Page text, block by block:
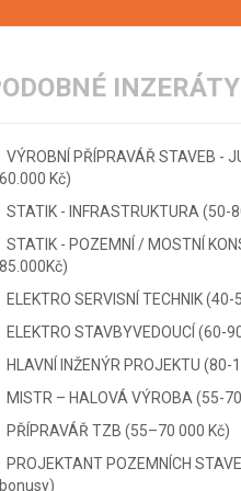
INZERÁTY
VÝROBNÍ PŘÍPRAVÁŘ STAVEB -
60.000 Kč)
STATIK - INFRASTRUKTURA (50-
STATIK - POZEMNÍ / MOSTNÍ
85.000Kč)
ELEKTRO SERVISNÍ TECHNIK
ELEKTRO STAVBYVEDOUCÍ (60-
HLAVNÍ INŽENÝR PROJEKTU
MISTR – HALOVÁ VÝROBA (55-
PŘÍPRAVÁŘ TZB (55–70 000 Kč)
PROJEKTANT POZEMNÍCH
bonusy)